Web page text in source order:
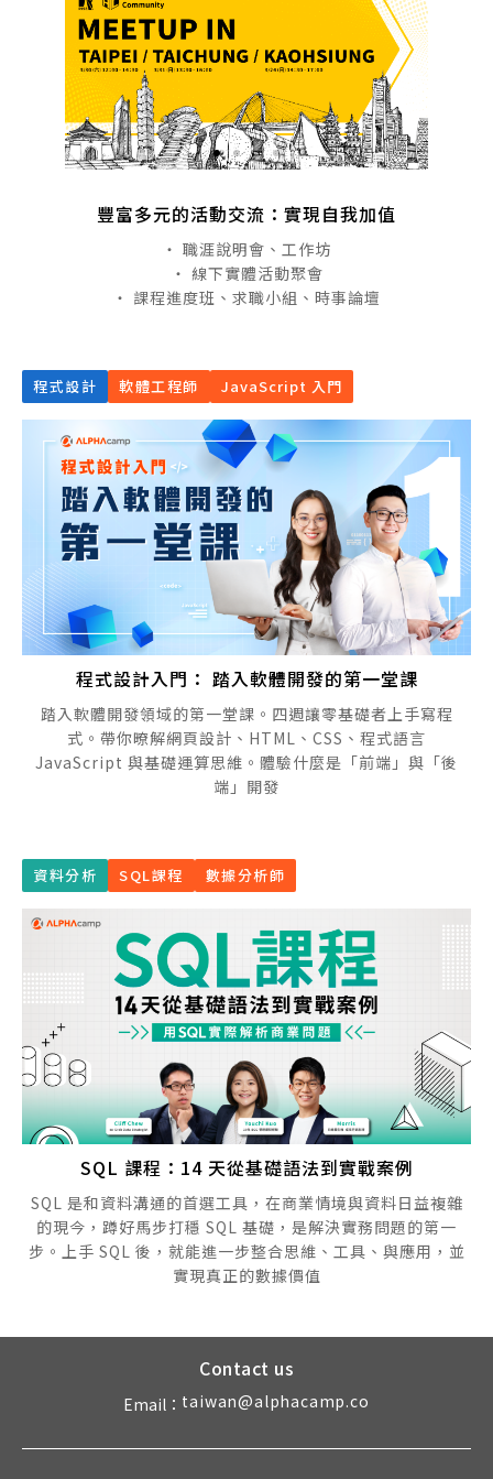
豐富多元的活動交流：實現自我加值
・ 職涯說明會、工作坊
・ 線下實體活動聚會
・ 課程進度班、求職小組、時事論壇
程式設計 軟體工程師 JavaScript 入門
程式設計入門： 踏入軟體開發的第一堂課
踏入軟體開發領域的第一堂課。四週讓零基礎者上手寫程
式。帶你暸解網頁設計、HTML、CSS、程式語言
JavaScript 與基礎運算思維。體驗什麼是「前端」與「後
端」開發
資料分析 SQL課程 數據分析師
SQL 課程：14 天從基礎語法到實戰案例
SQL 是和資料溝通的首選工具，在商業情境與資料日益複雜
的現今，蹲好馬步打穩 SQL 基礎，是解決實務問題的第一
步。上手 SQL 後，就能進一步整合思維、工具、與應用，並
實現真正的數據價值
Contact us
Email： taiwan@alphacamp.co